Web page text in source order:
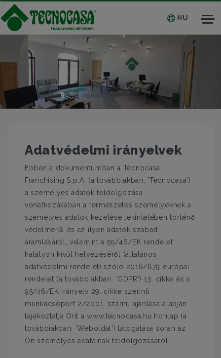
HU
Adatvédelmi irányelvek
Ebben a dokumentumban a Tecnocasa
Franchising S.p.A. (a továbbiakban: 'Tecnocasa')
a személyes adatok feldolgozása
vonatkozásában a természetes személyeknek a
személyes adatok kezelése tekintetében történő
védelméről és az ilyen adatok szabad
áramlásáról, valamint a 95/46/EK rendelet
hatályon kívül helyezéséről (általános
adatvédelmi rendelet) szóló 2016/679 európai
rendelet (a továbbiakban: 'GDPR') 13. cikke és a
95/46/EK irányelv 29. cikke szerinti
munkacsoport 2/2001. számú ajánlása alapján
tájékoztatja Önt a www.tecnocasa.hu honlap (a
továbbiakban: 'Weboldal') látogatása során az
Ön személyes adatainak feldolgozásáról